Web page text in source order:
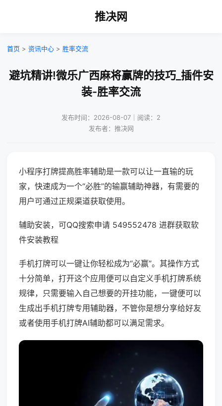
推决网
首页 > 资讯中心 > 胜率交流
避坑精讲!微乐广西麻将赢牌的技巧_插件安
装-胜率交流
发布时间：2026-08-07｜阅读：2
发布者：推决网
小程序打牌提高胜率辅助是一款可以让一直输的玩
家，快速成为一个“必胜”的输赢辅助神器，有需要的
用户可通过正规渠道获取使用。
辅助安装，可QQ搜索申请 549552478 进群获取软
件安装教程
手机打牌可以一键让你轻松成为“必赢”。其操作方式
十分简单，打开这个应用便可以自定义手机打牌系统
规律，只需要输入自己想要的开挂功能，一键便可以
生成出手机打牌专用辅助器，不管你是想分享给好友
或者使用手机打牌AI辅助都可以满足需求。